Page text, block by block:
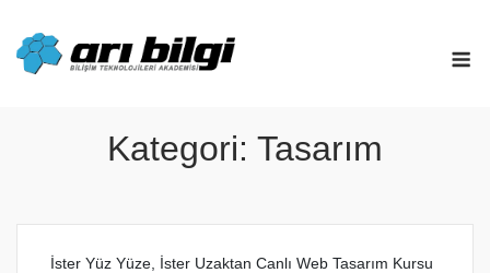
content
Kategori: Tasarım
İster Yüz Yüze, İster Uzaktan Canlı Web Tasarım Kursu